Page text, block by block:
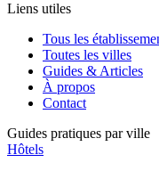
Liens utiles
Tous les
Toutes les villes
Guides & Articles
À propos
Contact
Guides pratiques par ville
Hôtels